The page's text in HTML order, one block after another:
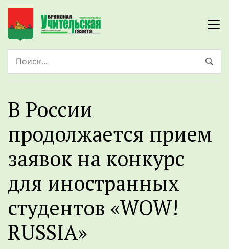
В России
продолжается прием
заявок на конкурс
для иностранных
студентов «WOW!
RUSSIA»